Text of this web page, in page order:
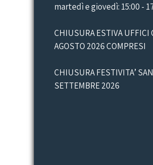
martedì e giovedì: 15:00 -
CHIUSURA ESTIVA UFFICI
AGOSTO 2026 COMPRESI
CHIUSURA FESTIVITA’
SETTEMBRE 2026